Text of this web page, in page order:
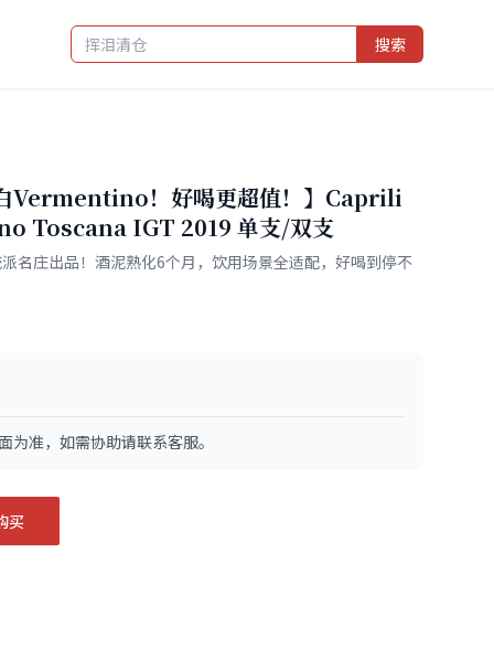
搜索
Vermentino！好喝更超值！】Caprili
Toscana IGT 2019 单支/双支
名庄出品！酒泥熟化6个月，饮用场景全适配，好喝到停不
为准，如需协助请联系客服。
买